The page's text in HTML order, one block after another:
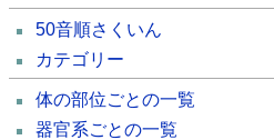
50音順さくいん
カテゴリー
体の部位ごとの一覧
器官系ごとの一覧